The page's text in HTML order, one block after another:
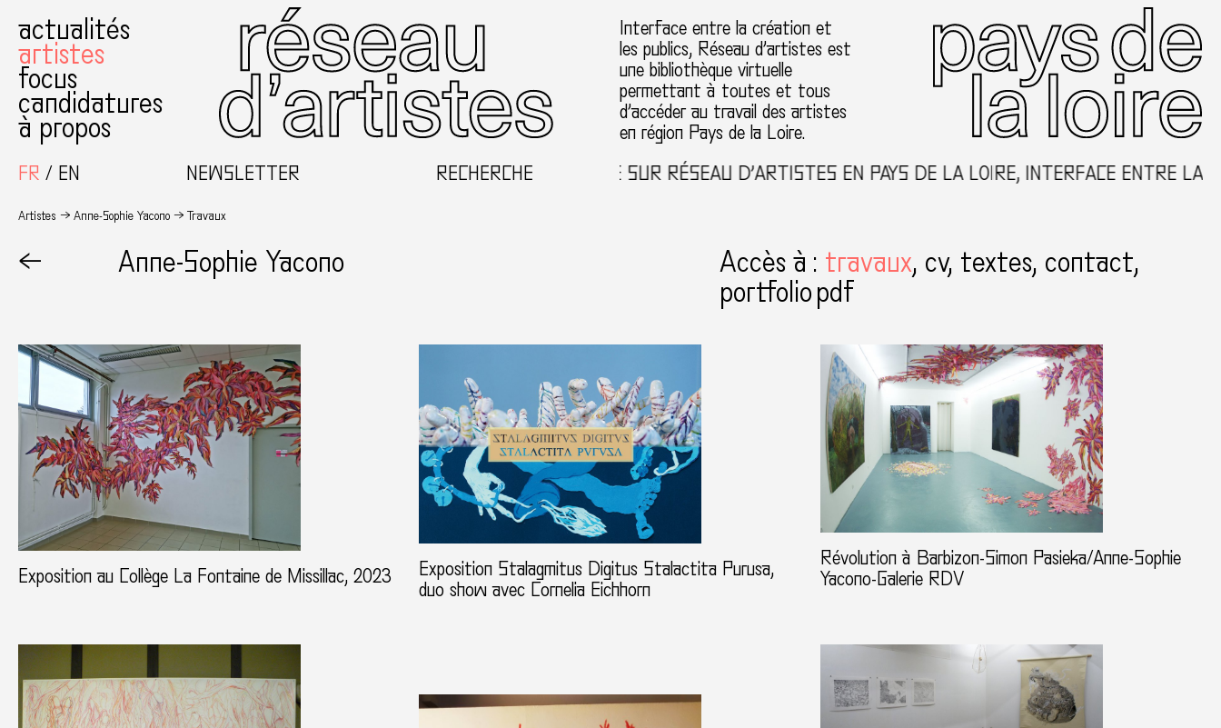
actualités
artistes
focus
candidatures
à propos
Interface entre la création et
les publics, Réseau d’artistes est
une bibliothèque virtuelle
permettant à toutes et tous
d’accéder au travail des artistes
en région Pays de la Loire.
FR
EN NEWSLETTER RECHERCHEBIENVENUE SUR RÉSEAU D’ARTISTES EN PAYS DE LA LOIRE, INTERFACE ENTRE LA
Artistes Anne-Sophie Yacono Travaux
← Anne-Sophie Yacono Accès à : travaux cv textes contact
portfolio pdf
Exposition au Collège La Fontaine de Missillac, 2023
Exposition Stalagmitus Digitus Stalactita Purusa,
duo show avec Cornelia Eichhorn
Révolution à Barbizon-Simon Pasieka/Anne-Sophie
Yacono-Galerie RDV